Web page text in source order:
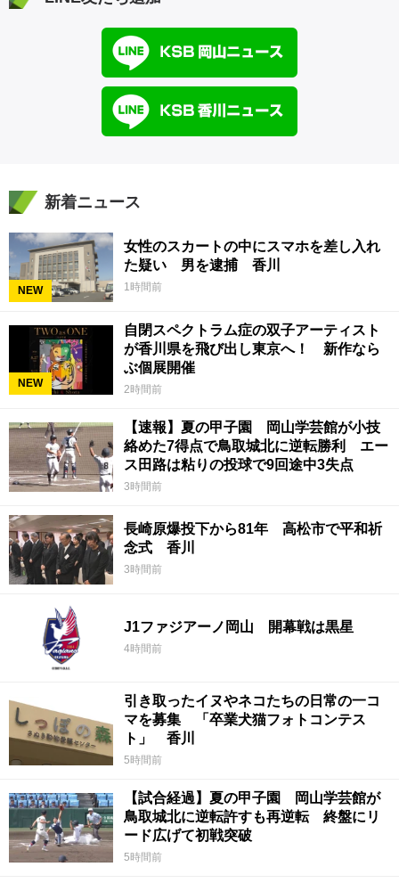
新着ニュース
NEW
女性のスカートの中にスマホを差し入れ
た疑い 男を逮捕 香川
1時間前
NEW
自閉スペクトラム症の双子アーティスト
が香川県を飛び出し東京へ！ 新作なら
ぶ個展開催
2時間前
【速報】夏の甲子園 岡山学芸館が小技
絡めた7得点で鳥取城北に逆転勝利 エー
ス田路は粘りの投球で9回途中3失点
3時間前
長崎原爆投下から81年 高松市で平和祈
念式 香川
3時間前
J1ファジアーノ岡山 開幕戦は黒星
4時間前
引き取ったイヌやネコたちの日常の一コ
マを募集 「卒業犬猫フォトコンテス
ト」 香川
5時間前
【試合経過】夏の甲子園 岡山学芸館が
鳥取城北に逆転許すも再逆転 終盤にリ
ード広げて初戦突破
5時間前